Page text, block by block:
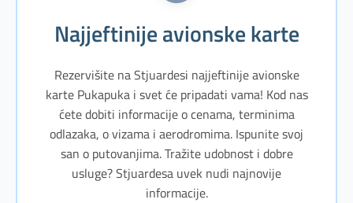
Najjeftinije avionske karte
Rezervišite na Stjuardesi najjeftinije avionske
karte Pukapuka i svet će pripadati vama! Kod nas
ćete dobiti informacije o cenama, terminima
odlazaka, o vizama i aerodromima. Ispunite svoj
san o putovanjima. Tražite udobnost i dobre
usluge? Stjuardesa uvek nudi najnovije
informacije.